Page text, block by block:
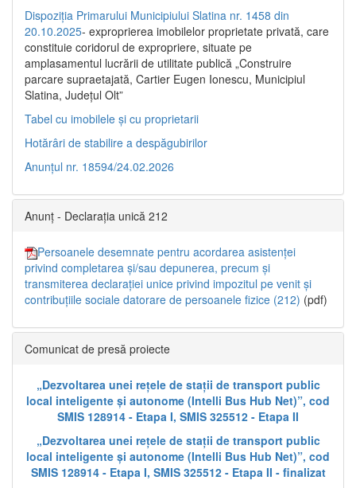
Dispoziția Primarului Municipiului Slatina nr. 1458 din
20.10.2025- exproprierea imobilelor proprietate privată, care
constituie coridorul de expropriere, situate pe
amplasamentul lucrării de utilitate publică „Construire
parcare supraetajată, Cartier Eugen Ionescu, Municipiul
Slatina, Județul Olt”
Tabel cu imobilele și cu proprietarii
Hotărâri de stabilire a despăgubirilor
Anunțul nr. 18594/24.02.2026
Anunț - Declarația unică 212
Persoanele desemnate pentru acordarea asistenței
privind completarea și/sau depunerea, precum și
transmiterea declarației unice privind impozitul pe venit și
contribuțiile sociale datorare de persoanele fizice (212) (pdf)
Comunicat de presă proiecte
„Dezvoltarea unei rețele de stații de transport public
local inteligente și autonome (Intelli Bus Hub Net)”, cod
SMIS 128914 - Etapa I, SMIS 325512 - Etapa II
„Dezvoltarea unei rețele de stații de transport public
local inteligente și autonome (Intelli Bus Hub Net)”, cod
SMIS 128914 - Etapa I, SMIS 325512 - Etapa II - finalizat